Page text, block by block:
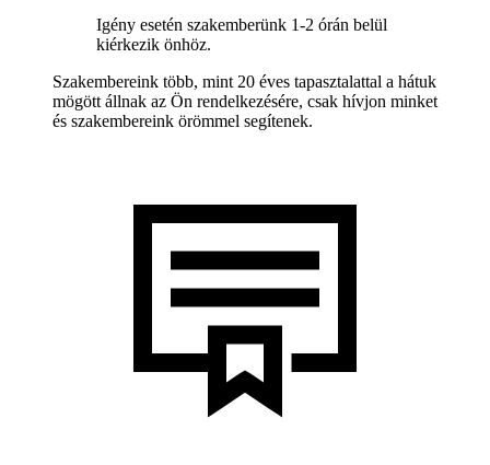
Igény esetén szakemberünk 1-2 órán belül
kiérkezik önhöz.
Szakembereink több, mint 20 éves tapasztalattal a hátuk
mögött állnak az Ön rendelkezésére, csak hívjon minket
és szakembereink örömmel segítenek.